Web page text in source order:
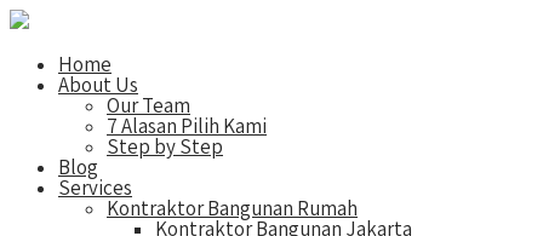
Home
About Us
Our Team
7 Alasan Pilih Kami
Step by Step
Blog
Services
Kontraktor Bangunan Rumah
Kontraktor Bangunan Jakarta